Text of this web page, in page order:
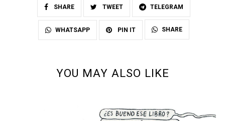
SHARE TWEET TELEGRAM
WHATSAPP PIN IT SHARE
YOU MAY ALSO LIKE